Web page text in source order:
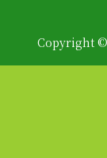
Copyright ©